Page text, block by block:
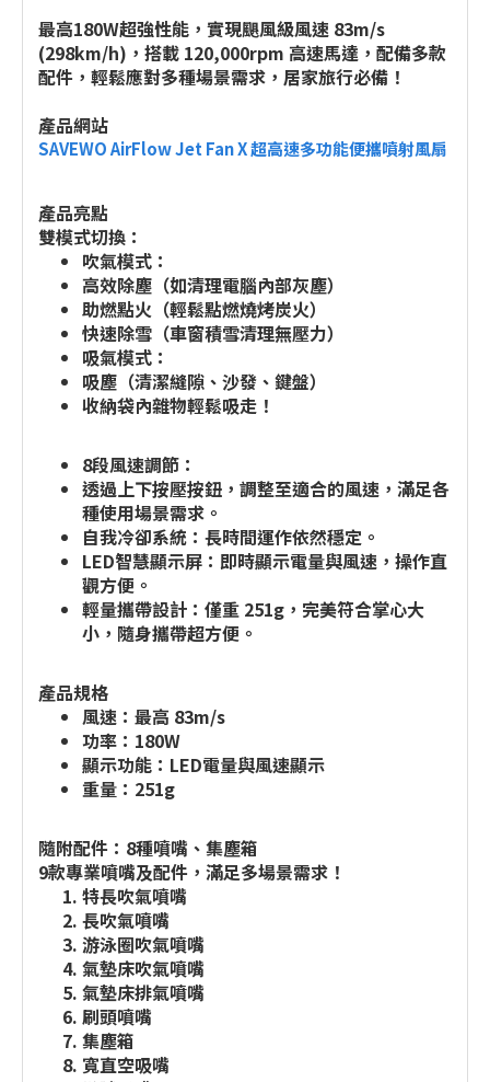
最高180W超強性能，實現颶風級風速 83m/s
(298km/h)，搭載 120,000rpm 高速馬達，配備多款
配件，輕鬆應對多種場景需求，居家旅行必備！
產品網站
SAVEWO AirFlow Jet Fan X 超高速多功能便攜噴射風扇
產品亮點
雙模式切換：
吹氣模式：
高效除塵（如清理電腦內部灰塵）
助燃點火（輕鬆點燃燒烤炭火）
快速除雪（車窗積雪清理無壓力）
吸氣模式：
吸塵（清潔縫隙、沙發、鍵盤）
收納袋內雜物輕鬆吸走！
8段風速調節：
透過上下按壓按鈕，調整至適合的風速，滿足各
種使用場景需求。
自我冷卻系統：長時間運作依然穩定。
LED智慧顯示屏：即時顯示電量與風速，操作直
觀方便。
輕量攜帶設計：僅重 251g，完美符合掌心大
小，隨身攜帶超方便。
產品規格
風速：最高 83m/s
功率：180W
顯示功能：LED電量與風速顯示
重量：251g
隨附配件：8種噴嘴、集塵箱
9款專業噴嘴及配件，滿足多場景需求！
特長吹氣噴嘴
長吹氣噴嘴
游泳圈吹氣噴嘴
氣墊床吹氣噴嘴
氣墊床排氣噴嘴
刷頭噴嘴
集塵箱
寬直空吸嘴